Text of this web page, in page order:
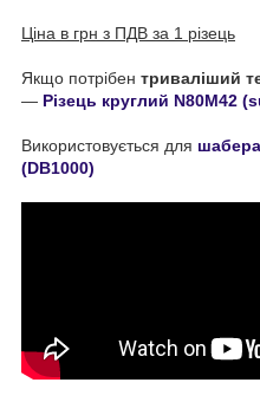
Ціна в грн з ПДВ за 1 різець
Якщо потрібен триваліший
— Різець круглий N80M42
Використовується для
(DB1000)